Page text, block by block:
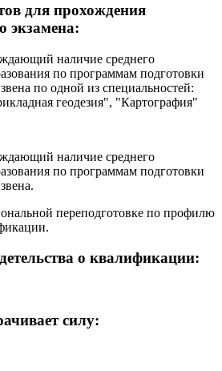
для прохождения
экзамена:
наличие среднего
по программам подготовки
по одной из специальностей:
геодезия", "Картография"
наличие среднего
по программам подготовки
переподготовке по профилю
о квалификации:
силу: